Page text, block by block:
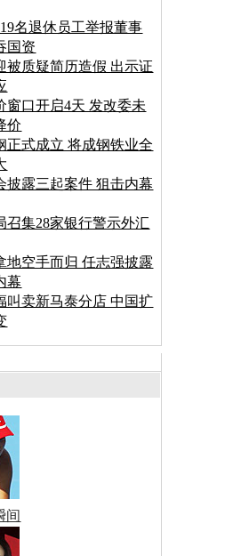
名退休员工举报董事
国资
被质疑简历造假 出示证
窗口开启4天 发改委未
价
正式成立 将成钢铁业全
披露三起案件 狙击内幕
召集28家银行警示外汇
地空手而归 任志强披露
幕
叫卖新马泰分店 中国扩
间